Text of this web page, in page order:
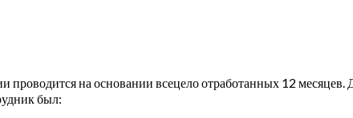
на основании всецело отработанных 12
был: